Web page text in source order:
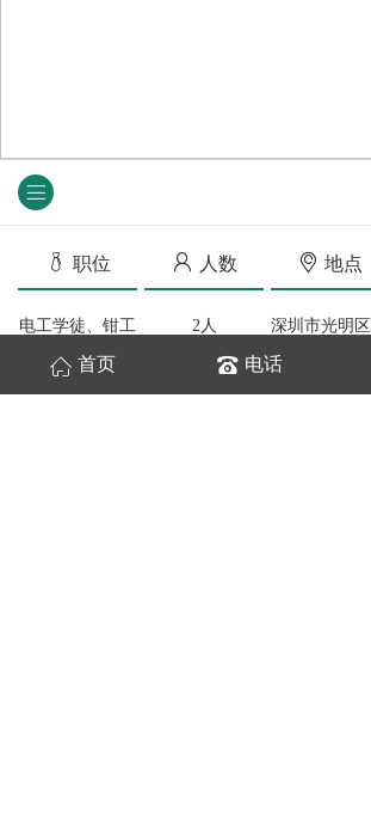
职位 人数 地点
电工学徒、钳工 2人
首页 电话